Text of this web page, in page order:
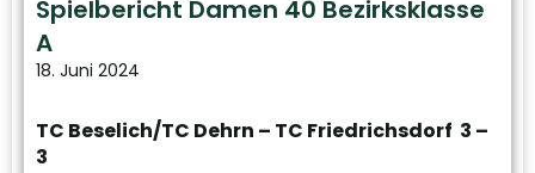
Spielbericht Damen 40 Bezirksklasse
A
18. Juni 2024
TC Beselich/TC Dehrn – TC Friedrichsdorf 3 –
3